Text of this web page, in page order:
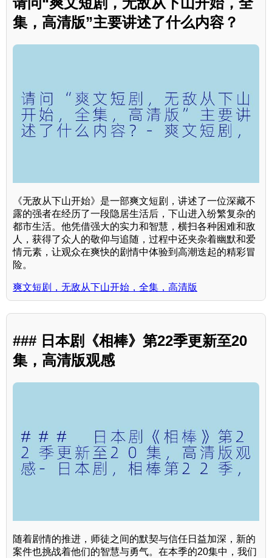
集，高清版”主要讲述了什么内容？
《无敌从下山开始》是一部爽文短剧，讲述了一位深藏不
露的强者在经历了一段隐居生活后，下山进入纷繁复杂的
都市生活。他凭借强大的实力和智慧，横扫各种困难和敌
人，获得了众人的敬仰与追随，过程中还夹杂着幽默和爱
情元素，让观众在爽快的剧情中体验到高潮迭起的精彩冒
险。
爽文短剧，无敌从下山开始，全集，高清版
### 日本剧《相棒》第22季更新至20
集，高清版观感
随着剧情的推进，师徒之间的默契与信任日益加深，新的
案件也挑战着他们的智慧与勇气。在本季的20集中，我们